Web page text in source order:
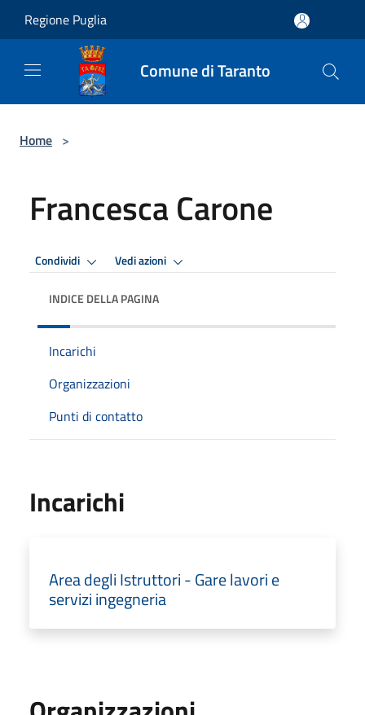
Regione Puglia
Comune di Taranto
Home >
Francesca Carone
Condividi Vedi azioni
INDICE DELLA PAGINA
Incarichi
Organizzazioni
Punti di contatto
Incarichi
Area degli Istruttori - Gare lavori e
servizi ingegneria